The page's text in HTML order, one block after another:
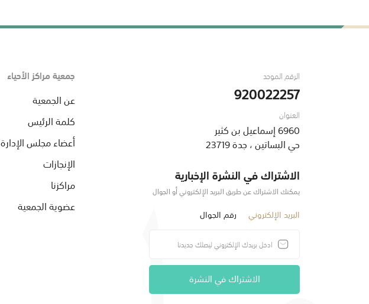
الرقم الموحد
920022257
العنوان
6960 إسماعيل بن كثير
حي البساتين ، جدة 23719
الاشتراك في النشرة الإخبارية
يمكنك الاشتراك عن طريق البريد الإلكتروني أو الجوال
البريد الإلكتروني رقم الجوال
الاشتراك في النشرة
جمعية مراكز الأحياء
عن الجمعية
كلمة الرئيس
أعضاء مجلس الإدارة
الإنجازات
مراكزنا
عضوية الجمعية